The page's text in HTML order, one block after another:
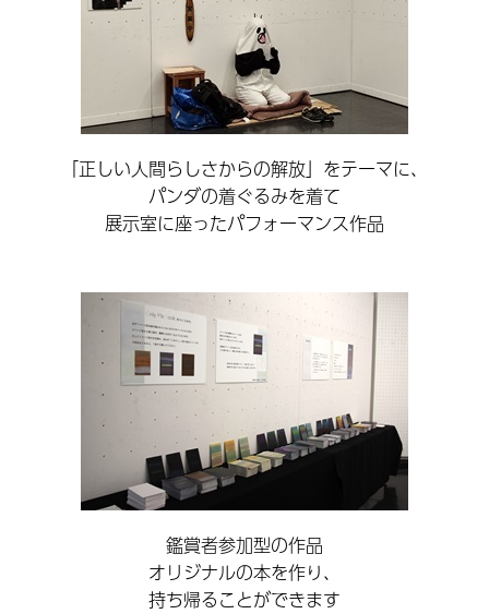
「正しい人間らしさからの解放」をテーマに、
パンダの着ぐるみを着て
展示室に座ったパフォーマンス作品
鑑賞者参加型の作品
オリジナルの本を作り、
持ち帰ることができます